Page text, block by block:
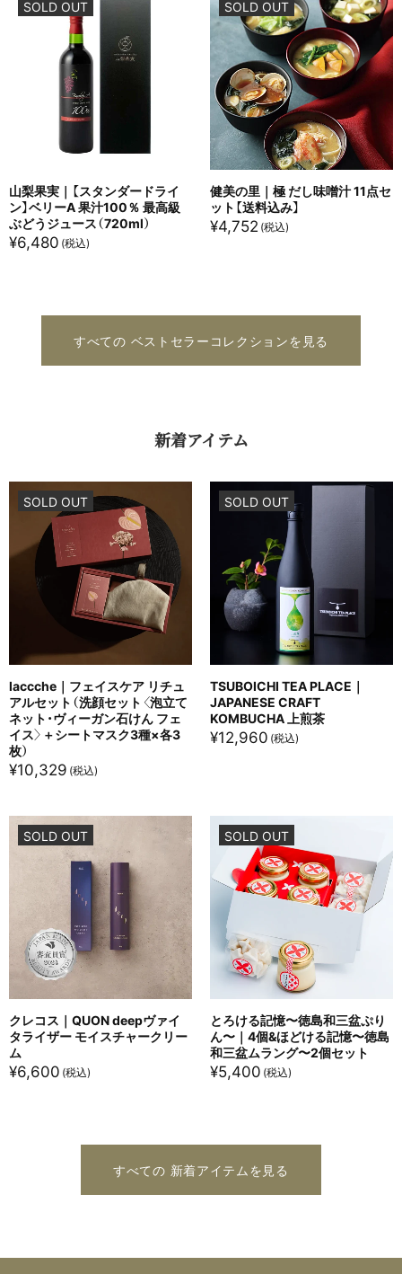
SOLD OUT
山梨果実｜【スタンダードライ
ン】ベリーA 果汁100％ 最高級
ぶどうジュース（720ml）
¥6,480
SOLD OUT
健美の里｜極 だし味噌汁 11点セ
ット【送料込み】
¥4,752
すべての ベストセラーコレクションを見る
新着アイテム
SOLD OUT
laccche｜フェイスケア リチュ
アルセット（洗顔セット〈泡立て
ネット・ヴィーガン石けん フェ
イス〉＋シートマスク3種×各3
枚）
¥10,329
SOLD OUT
TSUBOICHI TEA PLACE｜
JAPANESE CRAFT
KOMBUCHA 上煎茶
¥12,960
SOLD OUT
クレコス｜QUON deepヴァイ
タライザー モイスチャークリー
ム
¥6,600
SOLD OUT
とろける記憶〜徳島和三盆ぷり
ん〜｜4個&ほどける記憶〜徳島
和三盆ムラング〜2個セット
¥5,400
すべての 新着アイテムを見る